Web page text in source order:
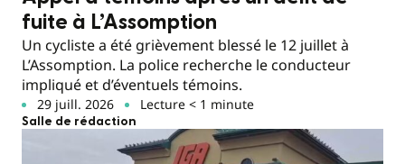
fuite à L’Assomption
Un cycliste a été grièvement blessé le 12 juillet à
L’Assomption. La police recherche le conducteur
impliqué et d’éventuels témoins.
29 juill. 2026 Lecture < 1 minute
Salle de rédaction